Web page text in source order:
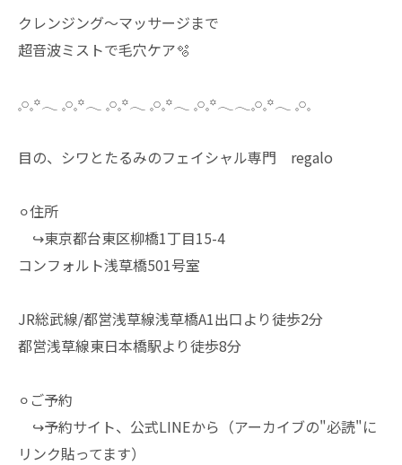
クレンジング〜マッサージまで
超音波ミストで毛穴ケア🫧
𓈒𓏸𓈒꙳𓂃 𓈒𓏸𓈒꙳𓂃 𓈒𓏸𓈒꙳𓂃 𓈒𓏸𓈒꙳𓂃 𓈒𓏸𓈒꙳𓂃𓂃𓈒𓏸𓈒꙳𓂃 𓈒𓏸𓈒
目の、シワとたるみのフェイシャル専門 regalo
⚪︎住所
↪︎東京都台東区柳橋1丁目15-4
コンフォルト浅草橋501号室
JR総武線/都営浅草線浅草橋A1出口より徒歩2分
都営浅草線東日本橋駅より徒歩8分
⚪︎ご予約
↪︎予約サイト、公式LINEから（アーカイブの"必読"に
リンク貼ってます）